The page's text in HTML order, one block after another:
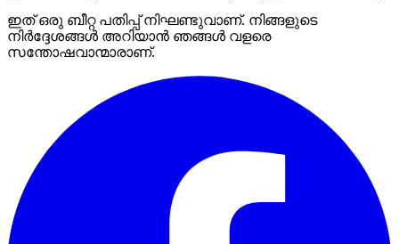
ഇത് ഒരു ബീറ്റ പതിപ്പ് നിഘണ്ടുവാണ്. നിങ്ങളുടെ
നിർദ്ദേശങ്ങൾ അറിയാൻ ഞങ്ങൾ വളരെ
സന്തോഷവാന്മാരാണ്.